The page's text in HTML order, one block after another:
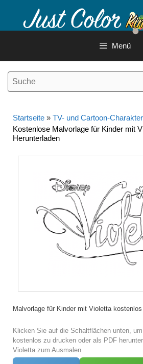
Inhalt
Menü
Startseite » TV- und Cartoon-
Kostenlose Malvorlage für Kinder mit
Herunterladen
Malvorlage für Kinder mit Violetta
Klicken Sie auf die Schaltflächen unten,
kostenlos zu drucken oder als PDF
Violetta zum Ausmalen